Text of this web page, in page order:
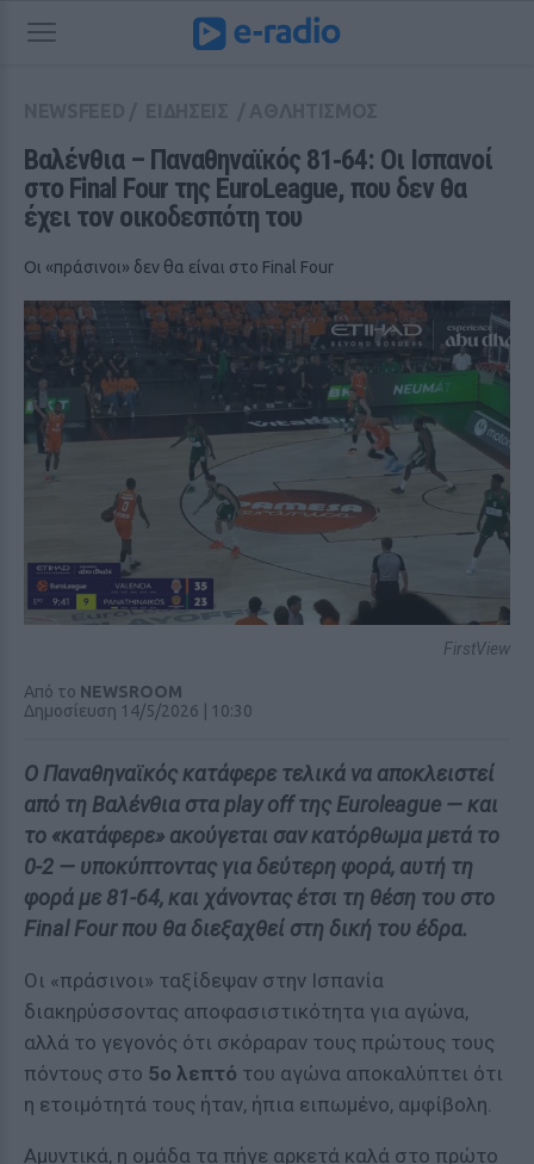
Βαλένθια – Παναθηναϊκός 81‑64: Οι Ισπανοί
στο Final Four της EuroLeague, που δεν θα
έχει τον οικοδεσπότη του
Οι «πράσινοι» δεν θα είναι στο Final Four
FirstView
Από το NEWSROOM
Δημοσίευση 14/5/2026 | 10:30
Ο Παναθηναϊκός κατάφερε τελικά να αποκλειστεί
από τη Βαλένθια στα play off της Euroleague — και
το «κατάφερε» ακούγεται σαν κατόρθωμα μετά το
0-2 — υποκύπτοντας για δεύτερη φορά, αυτή τη
φορά με 81-64, και χάνοντας έτσι τη θέση του στο
Final Four που θα διεξαχθεί στη δική του έδρα.
Οι «πράσινοι» ταξίδεψαν στην Ισπανία
διακηρύσσοντας αποφασιστικότητα για αγώνα,
αλλά το γεγονός ότι σκόραραν τους πρώτους τους
πόντους στο 5ο λεπτό του αγώνα αποκαλύπτει ότι
η ετοιμότητά τους ήταν, ήπια ειπωμένο, αμφίβολη.
Αμυντικά, η ομάδα τα πήγε αρκετά καλά στο πρώτο